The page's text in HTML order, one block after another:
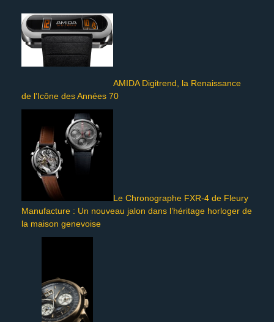
AMIDA Digitrend, la Renaissance
de l’Icône des Années 70
Le Chronographe FXR-4 de Fleury
Manufacture : Un nouveau jalon dans l’héritage horloger de
la maison genevoise